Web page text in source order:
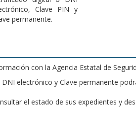
Clave PIN y
permanente.
con la Agencia Estatal de
electrónico y Clave permanente
el estado de sus expedientes y